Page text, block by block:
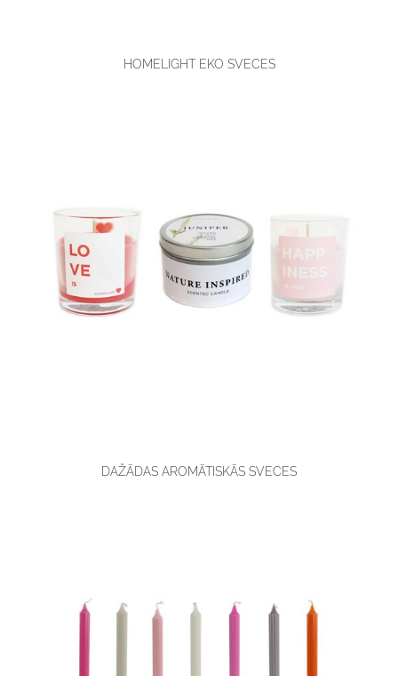
HOMELIGHT EKO SVECES
DAŽĀDAS AROMĀTISKĀS SVECES